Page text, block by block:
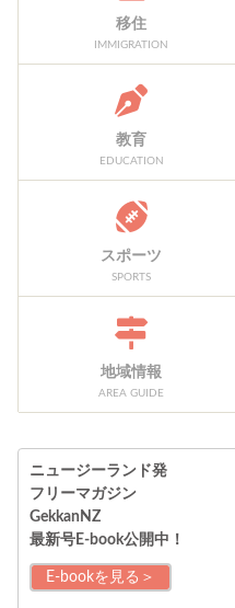
移住
IMMIGRATION
教育
EDUCATION
スポーツ
SPORTS
地域情報
AREA GUIDE
ニュージーランド発
フリーマガジン
GekkanNZ
最新号E-book公開中！
E-bookを見る＞